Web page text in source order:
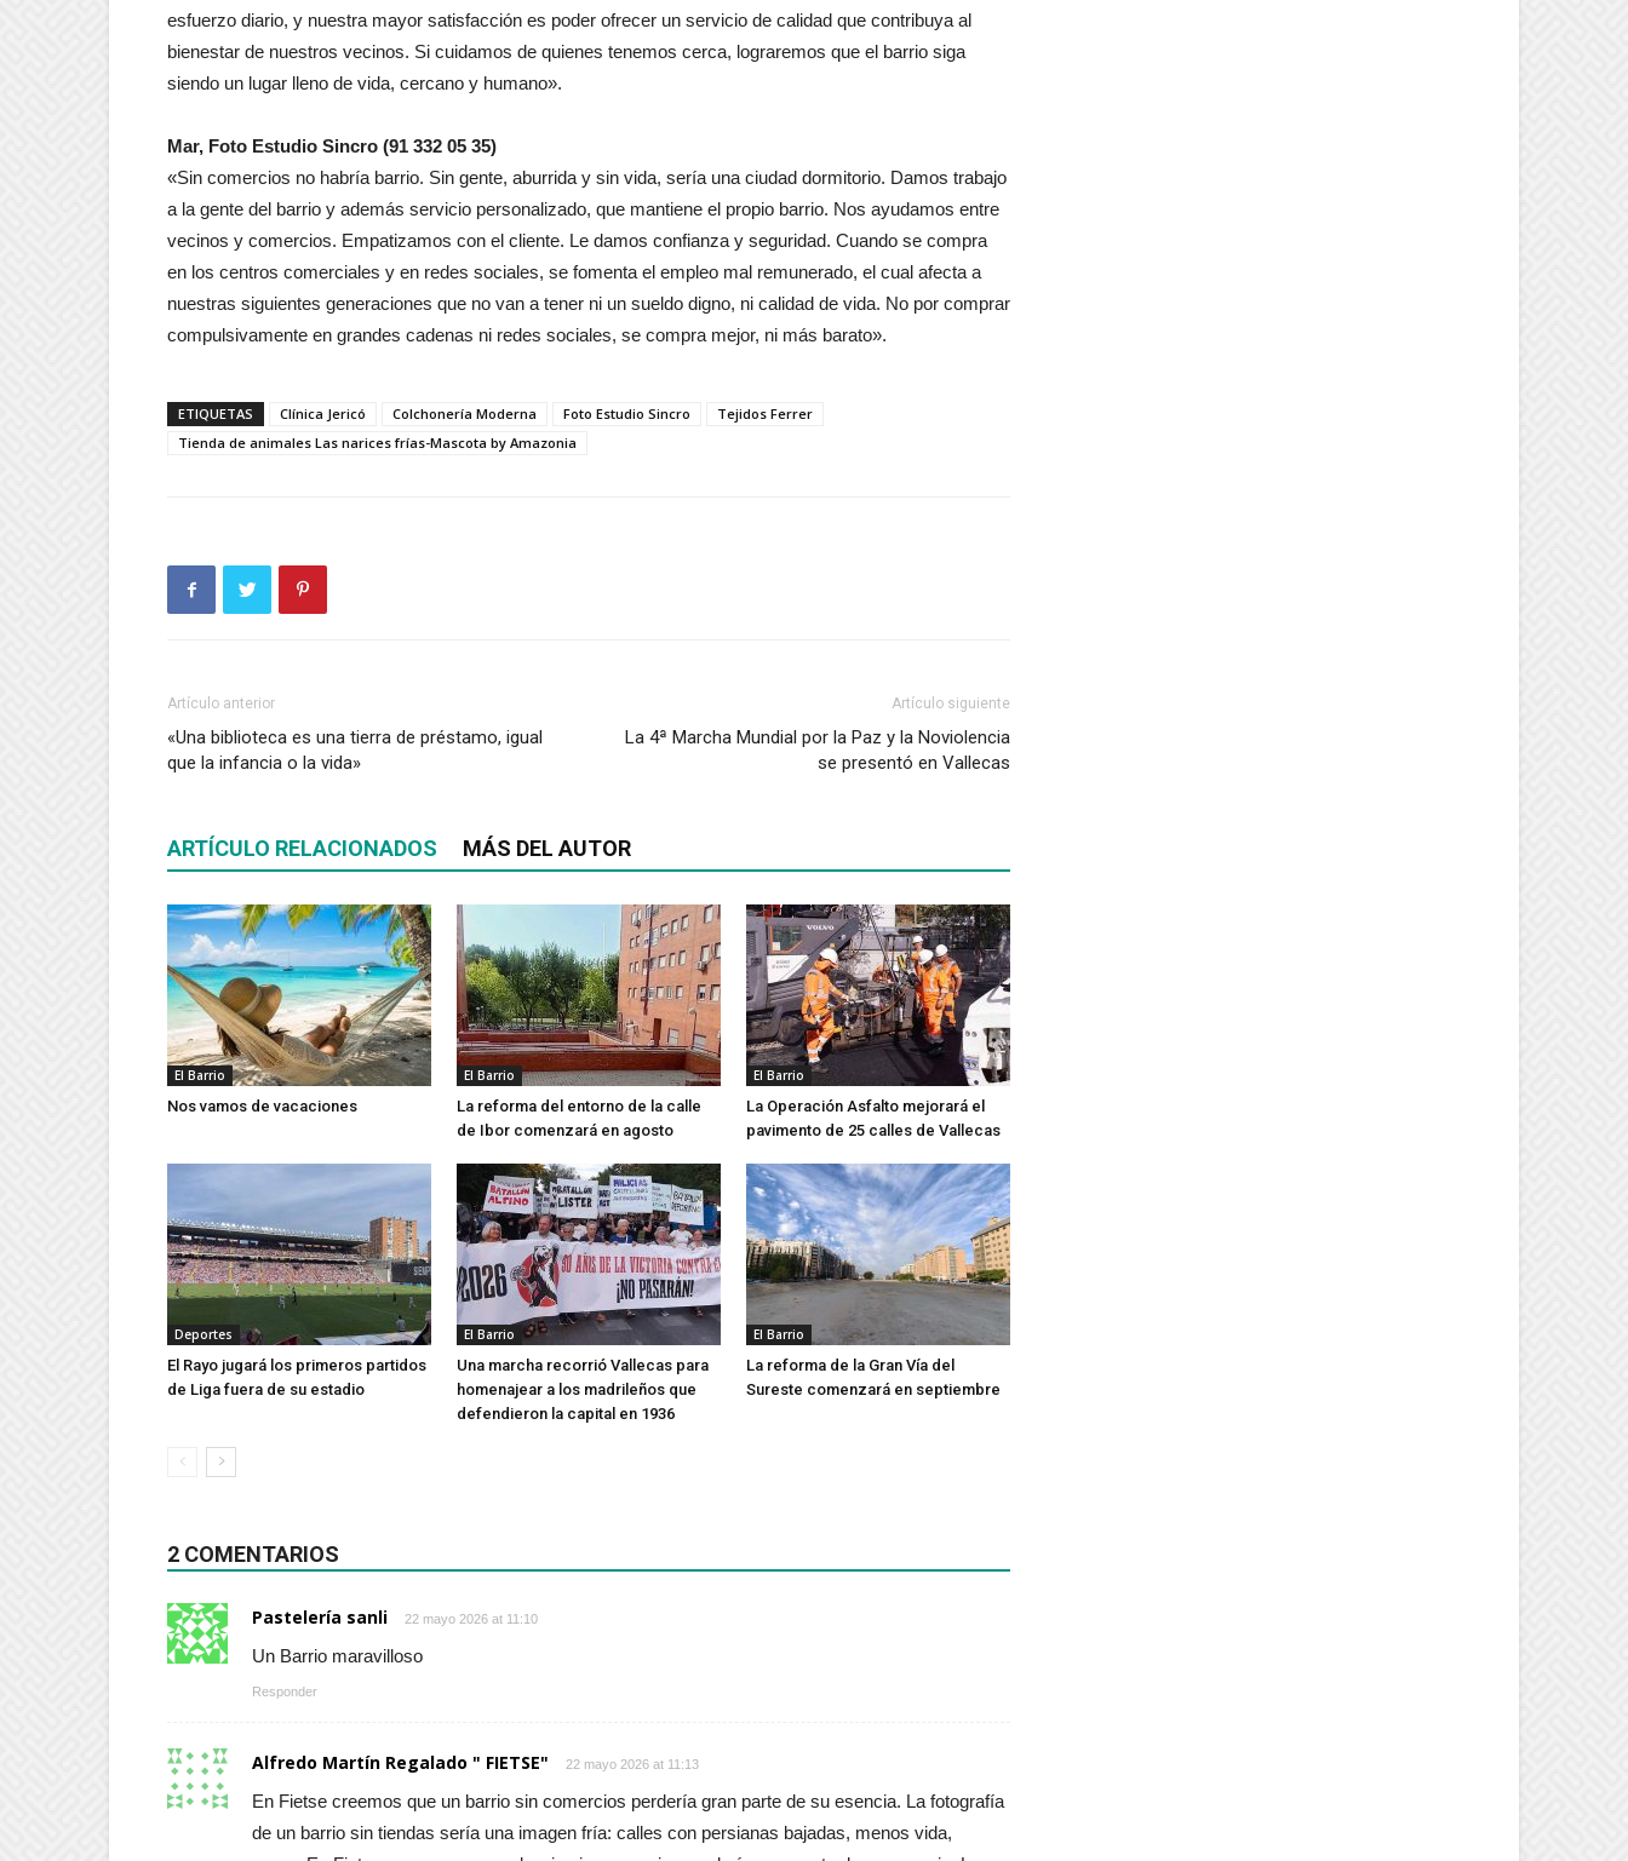
esfuerzo diario, y nuestra mayor satisfacción es poder ofrecer un servicio de calidad que contribuya al
bienestar de nuestros vecinos. Si cuidamos de quienes tenemos cerca, lograremos que el barrio siga
siendo un lugar lleno de vida, cercano y humano».
Mar, Foto Estudio Sincro (91 332 05 35)
«Sin comercios no habría barrio. Sin gente, aburrida y sin vida, sería una ciudad dormitorio. Damos trabajo
a la gente del barrio y además servicio personalizado, que mantiene el propio barrio. Nos ayudamos entre
vecinos y comercios. Empatizamos con el cliente. Le damos confianza y seguridad. Cuando se compra
en los centros comerciales y en redes sociales, se fomenta el empleo mal remunerado, el cual afecta a
nuestras siguientes generaciones que no van a tener ni un sueldo digno, ni calidad de vida. No por comprar
compulsivamente en grandes cadenas ni redes sociales, se compra mejor, ni más barato».
ETIQUETAS Clínica Jericó Colchonería Moderna Foto Estudio Sincro
Tejidos Ferrer
Tienda de animales Las narices frías-Mascota by Amazonia
Artículo anterior
«Una biblioteca es una tierra de préstamo, igual
que la infancia o la vida»
Artículo siguiente
La 4ª Marcha Mundial por la Paz y la Noviolencia
se presentó en Vallecas
ARTÍCULO RELACIONADOS MÁS DEL AUTOR
El Barrio
Nos vamos de vacaciones
El Barrio
La reforma del entorno de la calle
de Ibor comenzará en agosto
El Barrio
La Operación Asfalto mejorará el
pavimento de 25 calles de Vallecas
Deportes
El Rayo jugará los primeros partidos
de Liga fuera de su estadio
El Barrio
Una marcha recorrió Vallecas para
homenajear a los madrileños que
defendieron la capital en 1936
El Barrio
La reforma de la Gran Vía del
Sureste comenzará en septiembre
2 COMENTARIOS
Pastelería sanli 22 mayo 2026 at 11:10
Un Barrio maravilloso
Responder
Alfredo Martín Regalado " FIETSE" 22 mayo 2026 at 11:13
En Fietse creemos que un barrio sin comercios perdería gran parte de su esencia. La fotografía
de un barrio sin tiendas sería una imagen fría: calles con persianas bajadas, menos vida,